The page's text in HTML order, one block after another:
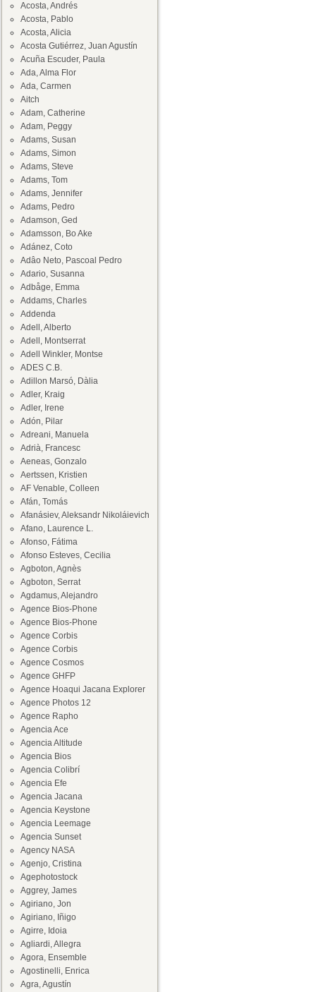
Acosta, Andrés
Acosta, Pablo
Acosta, Alicia
Acosta Gutiérrez, Juan Agustín
Acuña Escuder, Paula
Ada, Alma Flor
Ada, Carmen
Aitch
Adam, Catherine
Adam, Peggy
Adams, Susan
Adams, Simon
Adams, Steve
Adams, Tom
Adams, Jennifer
Adams, Pedro
Adamson, Ged
Adamsson, Bo Ake
Adánez, Coto
Adâo Neto, Pascoal Pedro
Adario, Susanna
Adbåge, Emma
Addams, Charles
Addenda
Adell, Alberto
Adell, Montserrat
Adell Winkler, Montse
ADES C.B.
Adillon Marsó, Dàlia
Adler, Kraig
Adler, Irene
Adón, Pilar
Adreani, Manuela
Adrià, Francesc
Aeneas, Gonzalo
Aertssen, Kristien
AF Venable, Colleen
Afán, Tomás
Afanásiev, Aleksandr Nikoláievich
Afano, Laurence L.
Afonso, Fátima
Afonso Esteves, Cecilia
Agboton, Agnès
Agboton, Serrat
Agdamus, Alejandro
Agence Bios-Phone
Agence Bios-Phone
Agence Corbis
Agence Corbis
Agence Cosmos
Agence GHFP
Agence Hoaqui Jacana Explorer
Agence Photos 12
Agence Rapho
Agencia Ace
Agencia Altitude
Agencia Bios
Agencia Colibrí
Agencia Efe
Agencia Jacana
Agencia Keystone
Agencia Leemage
Agencia Sunset
Agency NASA
Agenjo, Cristina
Agephotostock
Aggrey, James
Agiriano, Jon
Agiriano, Iñigo
Agirre, Idoia
Agliardi, Allegra
Agora, Ensemble
Agostinelli, Enrica
Agra, Agustín